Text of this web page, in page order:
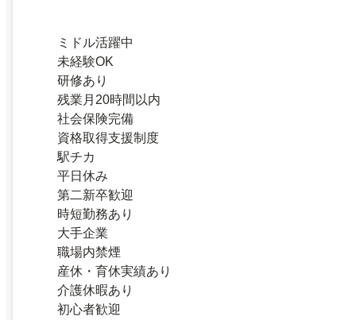
ミドル活躍中
未経験OK
研修あり
残業月20時間以内
社会保険完備
資格取得支援制度
駅チカ
平日休み
第二新卒歓迎
時短勤務あり
大手企業
職場内禁煙
産休・育休実績あり
介護休暇あり
初心者歓迎